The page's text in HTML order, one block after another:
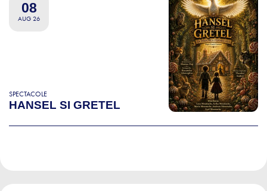
08
AUG 26
SPECTACOLE
HANSEL SI GRETEL